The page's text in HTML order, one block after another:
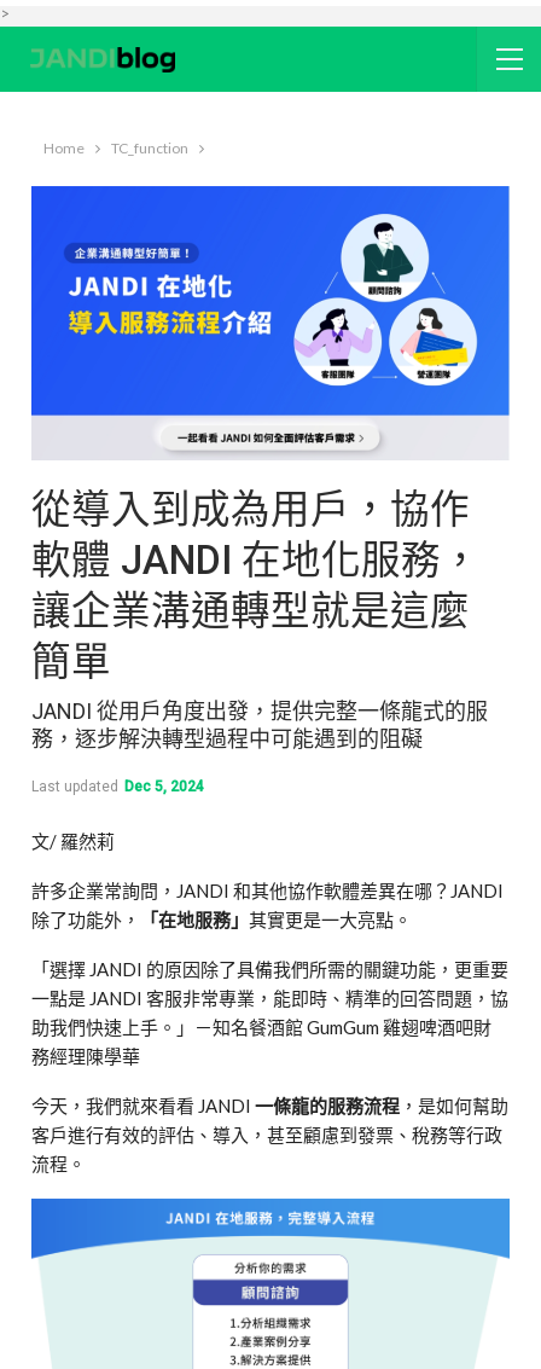
>
Home TC_function
從導入到成為用戶，協作
軟體 JANDI 在地化服務，
讓企業溝通轉型就是這麼
簡單
JANDI 從用戶角度出發，提供完整一條龍式的服
務，逐步解決轉型過程中可能遇到的阻礙
Last updated Dec 5, 2024
文/ 羅然莉
許多企業常詢問，JANDI 和其他協作軟體差異在哪？JANDI
除了功能外，
「在地服務」其實更是一大亮點。
「選擇 JANDI 的原因除了具備我們所需的關鍵功能，更重要
一點是 JANDI 客服非常專業，能即時、精準的回答問題，協
助我們快速上手。」 －知名餐酒館 GumGum 雞翅啤酒吧財
務經理陳學華
今天，我們就來看看 JANDI 一條龍的服務流程 ，是如何幫助
客戶進行有效的評估、導入，甚至顧慮到發票、稅務等行政
流程。